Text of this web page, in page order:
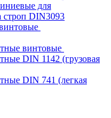
для
строп DIN3093
винтовые
DIN 1142 (грузовая
DIN 741 (легкая